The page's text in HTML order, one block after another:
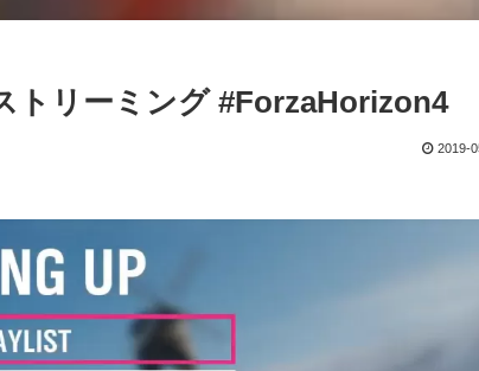
トリーミング #ForzaHorizon4
2019-